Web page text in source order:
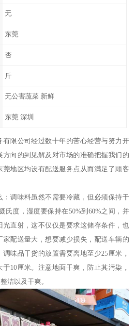
无
东莞
否
斤
无公害蔬菜 新鲜
东莞 深圳
有限公司经过数十年的苦心经营与努力开
向的到见解及对市场的准确把握我们的
莞地区均设有配送服务点从而满足了顾客
：调味料虽然不需要冷藏，但必须保持干
氏度，湿度要保持在50%到60%之间，并
光直射，这不仅仅是要求这储存条件，也
配送量大，想要减少损失，配送车辆的
味品干货的放置需要离地至少25厘米，
10厘米。注意地面干爽，防止其污染，
洁以及干爽。